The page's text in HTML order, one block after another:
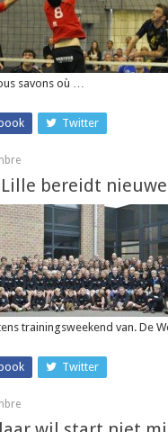
savons où …
Twitter
bereidt
trainingsweekend van. De
Twitter